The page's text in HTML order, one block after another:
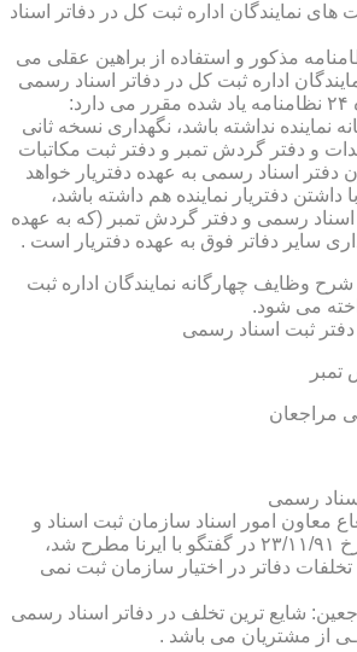
نمایندگان اداره ثبت كل در دفاتر اسناد
در ماده ۲۴ نظامنامه مذكور و استفاده از براهین عقلی می
اداره ثبت كل در دفاتر اسناد رسمی
نماینده نداشته باشد، نگهداری نسخه ثانی
و دفتر گردش تمبر و دفتر ثبت مكاتبات
در ماده ۲۳ قانون دفتر اسناد رسمی به عهده دفتریار خواهد
داشتن دفتریار نماینده هم داشته باشد،
رسمی و دفتر گردش تمبر (كه به عهده
سایر دفاتر فوق به عهده دفتریار است .
شرح وظایف چهارگانه نمایندگان اداره ثبت
می شود.
رسمی
معاون امور اسناد سازمان ثبت اسناد و
املاک کشور که در مورخ ۲۳/۱۱/۹۱ در گفتگو با ایرنا مطرح شد،
دفاتر در اختیار سازمان ثبت نمی
شایع ترین تخلف در دفاتر اسناد رسمی
از مشتریان می باشد .